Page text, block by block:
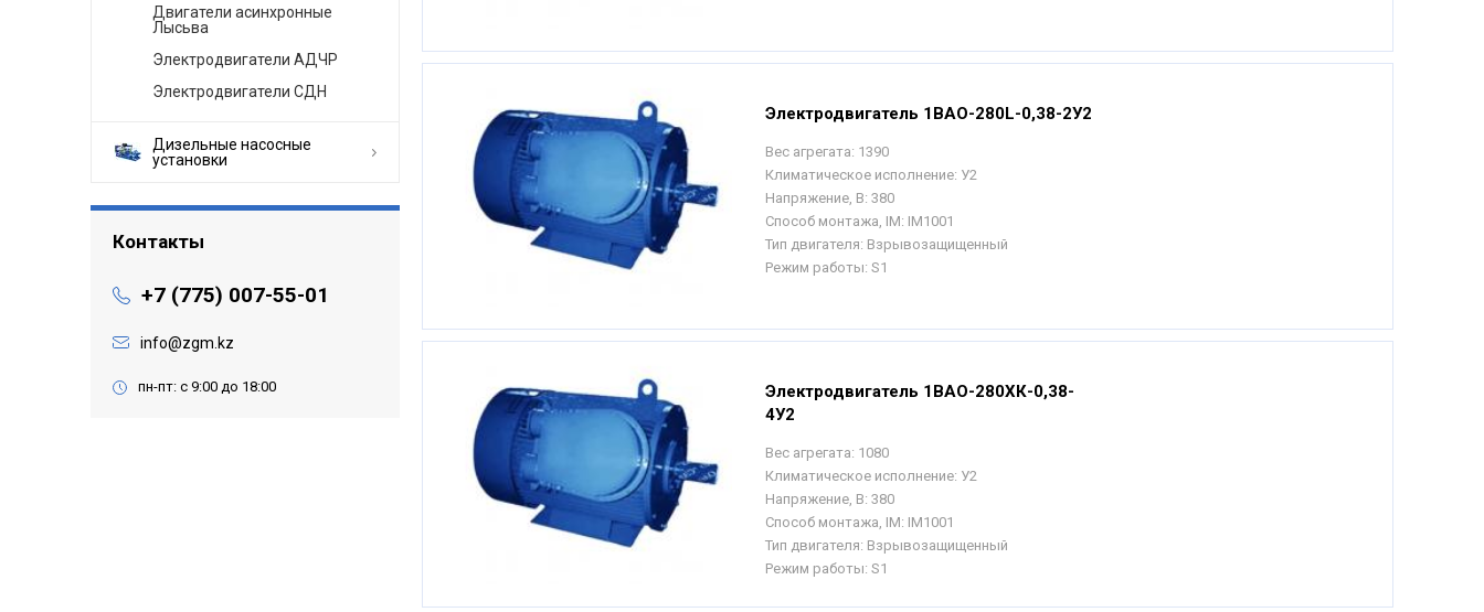
Двигатели асинхронные
Лысьва
Электродвигатели АДЧР
Электродвигатели СДН
Дизельные насосные
установки
Контакты
+7 (775) 007-55-01
info@zgm.kz
пн-пт: с 9:00 до 18:00
Электродвигатель 1ВАО-280L-0,38-2У2
Вес агрегата: 1390
Климатическое исполнение: У2
Напряжение, В: 380
Способ монтажа, IM: IM1001
Тип двигателя: Взрывозащищенный
Режим работы: S1
Электродвигатель 1ВАО-280ХК-0,38-
4У2
Вес агрегата: 1080
Климатическое исполнение: У2
Напряжение, В: 380
Способ монтажа, IM: IM1001
Тип двигателя: Взрывозащищенный
Режим работы: S1